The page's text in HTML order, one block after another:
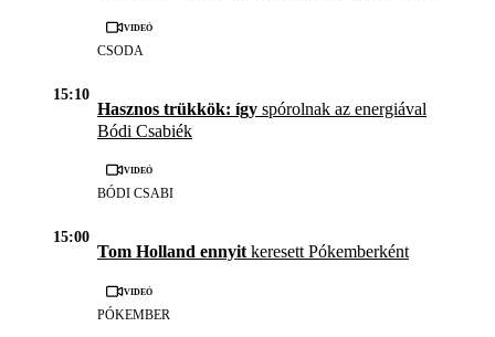
Videó
CSODA
15:10
Hasznos trükkök: így spórolnak az energiával
Bódi Csabiék
Videó
BÓDI CSABI
15:00
Tom Holland ennyitkeresett Pókemberként
Videó
PÓKEMBER